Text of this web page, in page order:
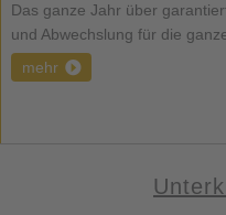
Das ganze Jahr über
und Abwechslung für die
mehr